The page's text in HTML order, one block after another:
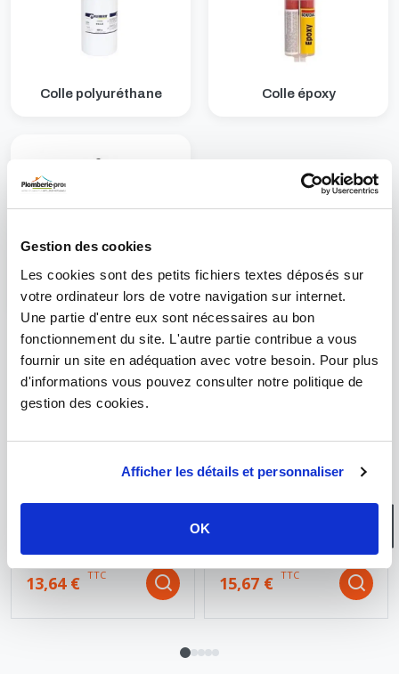
Gestion des cookies
Les cookies sont des petits fichiers textes déposés sur
votre ordinateur lors de votre navigation sur internet.
Une partie d'entre eux sont nécessaires au bon
fonctionnement du site. L'autre partie contribue a vous
fournir un site en adéquation avec votre besoin. Pour plus
d'informations vous pouvez consulter notre politique de
gestion des cookies.
Afficher les détails et personnaliser
OK
Colle polyuréthane Colle époxy
Colle polymère
NOS MEILLEURES VENTES QUINCAILLERIE
MASTIC COLLE
107 BOSTIK BLANC -
13,64 € TTC
CHEVILLE PLACO
MÉTALLIQUES POUR
AVEC PATTE À VIS POUR
15,67 € TTC